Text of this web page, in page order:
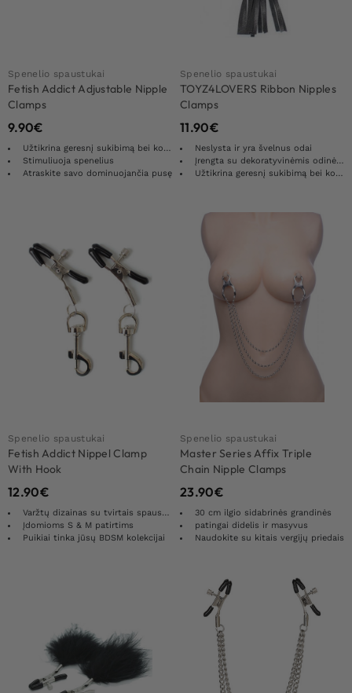
Spenelio spaustukai
Fetish Addict Adjustable Nipple
Clamps
9.90€
Užtikrina geresnį sukibimą bei komfortą
Stimuliuoja spenelius
Atraskite savo dominuojančia pusę
Spenelio spaustukai
TOYZ4LOVERS Ribbon Nipples
Clamps
11.90€
Neslysta ir yra švelnus odai
Įrengta su dekoratyvinėmis odinėmis blakstienomis
Užtikrina geresnį sukibimą bei komfortą
Spenelio spaustukai
Fetish Addict Nippel Clamp
With Hook
12.90€
Varžtų dizainas su tvirtais spaustukais
Įdomioms S & M patirtims
Puikiai tinka jūsų BDSM kolekcijai
Spenelio spaustukai
Master Series Affix Triple
Chain Nipple Clamps
23.90€
30 cm ilgio sidabrinės grandinės
patingai didelis ir masyvus
Naudokite su kitais vergijų priedais